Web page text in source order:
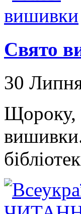
Свято
30
Щороку,
вишивки.